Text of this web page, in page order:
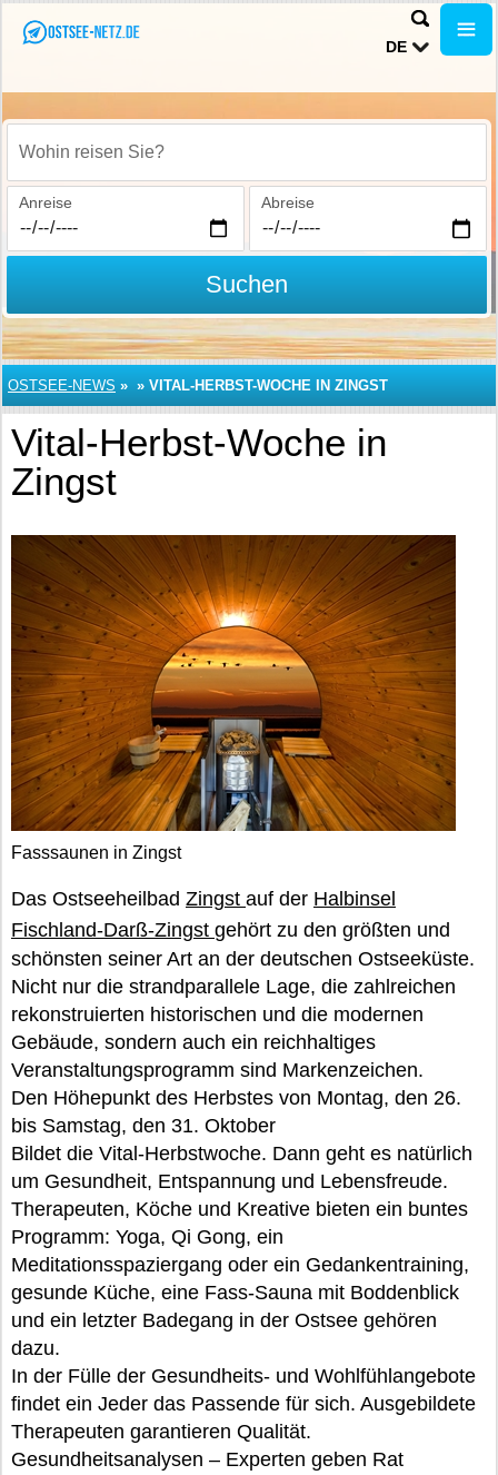
DE
Wohin reisen Sie?
Anreise Abreise
Suchen
OSTSEE-NEWS » » VITAL-HERBST-WOCHE IN ZINGST
Vital-Herbst-Woche in
Zingst
Fasssaunen in Zingst
Das Ostseeheilbad Zingst auf der Halbinsel
Fischland-Darß-Zingst gehört zu den größten und
schönsten seiner Art an der deutschen Ostseeküste.
Nicht nur die strandparallele Lage, die zahlreichen
rekonstruierten historischen und die modernen
Gebäude, sondern auch ein reichhaltiges
Veranstaltungsprogramm sind Markenzeichen.
Den Höhepunkt des Herbstes von Montag, den 26.
bis Samstag, den 31. Oktober
Bildet die Vital-Herbstwoche. Dann geht es natürlich
um Gesundheit, Entspannung und Lebensfreude.
Therapeuten, Köche und Kreative bieten ein buntes
Programm: Yoga, Qi Gong, ein
Meditationsspaziergang oder ein Gedankentraining,
gesunde Küche, eine Fass-Sauna mit Boddenblick
und ein letzter Badegang in der Ostsee gehören
dazu.
In der Fülle der Gesundheits- und Wohlfühlangebote
findet ein Jeder das Passende für sich. Ausgebildete
Therapeuten garantieren Qualität.
Gesundheitsanalysen – Experten geben Rat